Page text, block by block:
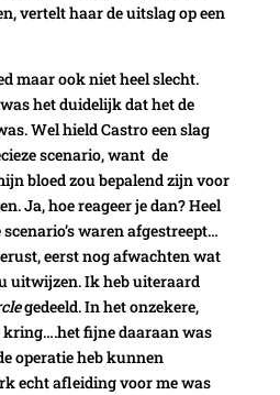
vertelt haar de uitslag op een
maar ook niet heel slecht.
het duidelijk dat het de
Wel hield Castro een slag
scenario, want de
bloed zou bepalend zijn voor
Ja, hoe reageer je dan? Heel
waren afgestreept…
eerst nog afwachten wat
uitwijzen. Ik heb uiteraard
gedeeld. In het onzekere,
kring….het fijne daaraan was
operatie heb kunnen
echt afleiding voor me was